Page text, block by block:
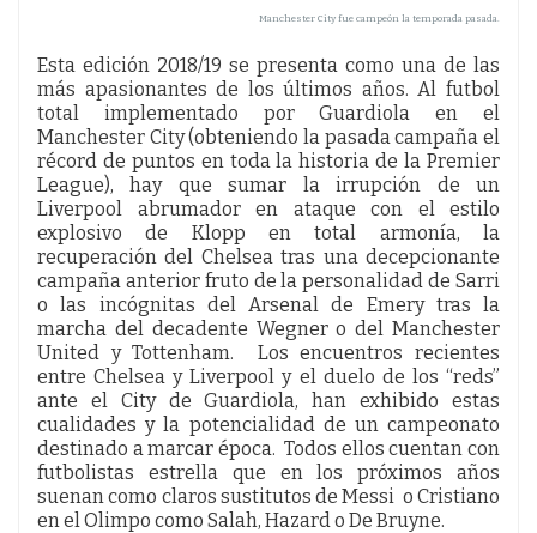
Manchester City fue campeón la temporada pasada.
Esta edición 2018/19 se presenta como una de las
más apasionantes de los últimos años. Al futbol
total implementado por Guardiola en el
Manchester City (obteniendo la pasada campaña el
récord de puntos en toda la historia de la Premier
League), hay que sumar la irrupción de un
Liverpool abrumador en ataque con el estilo
explosivo de Klopp en total armonía, la
recuperación del Chelsea tras una decepcionante
campaña anterior fruto de la personalidad de Sarri
o las incógnitas del Arsenal de Emery tras la
marcha del decadente Wegner o del Manchester
United y Tottenham. Los encuentros recientes
entre Chelsea y Liverpool y el duelo de los “reds”
ante el City de Guardiola, han exhibido estas
cualidades y la potencialidad de un campeonato
destinado a marcar época. Todos ellos cuentan con
futbolistas estrella que en los próximos años
suenan como claros sustitutos de Messi o Cristiano
en el Olimpo como Salah, Hazard o De Bruyne.